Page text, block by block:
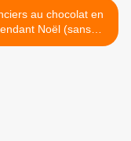
au chocolat en
Noël (sans
gluten) >